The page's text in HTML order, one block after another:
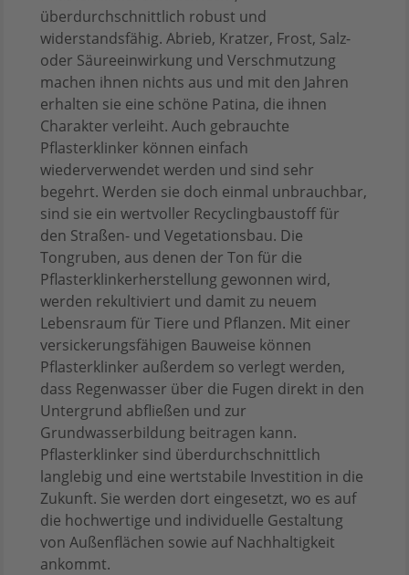
überdurchschnittlich robust und
widerstandsfähig. Abrieb, Kratzer, Frost, Salz-
oder Säureeinwirkung und Verschmutzung
machen ihnen nichts aus und mit den Jahren
erhalten sie eine schöne Patina, die ihnen
Charakter verleiht. Auch gebrauchte
Pflasterklinker können einfach
wiederverwendet werden und sind sehr
begehrt. Werden sie doch einmal unbrauchbar,
sind sie ein wertvoller Recyclingbaustoff für
den Straßen- und Vegetationsbau. Die
Tongruben, aus denen der Ton für die
Pflasterklinkerherstellung gewonnen wird,
werden rekultiviert und damit zu neuem
Lebensraum für Tiere und Pflanzen. Mit einer
versickerungsfähigen Bauweise können
Pflasterklinker außerdem so verlegt werden,
dass Regenwasser über die Fugen direkt in den
Untergrund abfließen und zur
Grundwasserbildung beitragen kann.
Pflasterklinker sind überdurchschnittlich
langlebig und eine wertstabile Investition in die
Zukunft. Sie werden dort eingesetzt, wo es auf
die hochwertige und individuelle Gestaltung
von Außenflächen sowie auf Nachhaltigkeit
ankommt.